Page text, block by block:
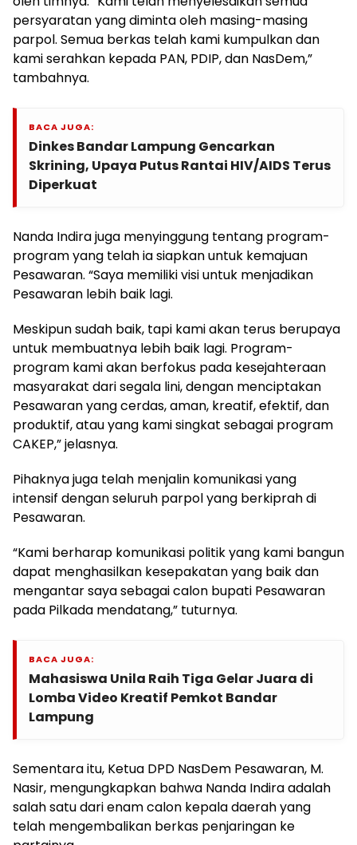
persyaratan yang diminta oleh masing-masing
parpol. Semua berkas telah kami kumpulkan dan
kami serahkan kepada PAN, PDIP, dan NasDem,”
tambahnya.
BACA JUGA:
Dinkes Bandar Lampung Gencarkan
Skrining, Upaya Putus Rantai HIV/AIDS Terus
Diperkuat
Nanda Indira juga menyinggung tentang program-
program yang telah ia siapkan untuk kemajuan
Pesawaran. “Saya memiliki visi untuk menjadikan
Pesawaran lebih baik lagi.
Meskipun sudah baik, tapi kami akan terus berupaya
untuk membuatnya lebih baik lagi. Program-
program kami akan berfokus pada kesejahteraan
masyarakat dari segala lini, dengan menciptakan
Pesawaran yang cerdas, aman, kreatif, efektif, dan
produktif, atau yang kami singkat sebagai program
CAKEP,” jelasnya.
Pihaknya juga telah menjalin komunikasi yang
intensif dengan seluruh parpol yang berkiprah di
Pesawaran.
“Kami berharap komunikasi politik yang kami bangun
dapat menghasilkan kesepakatan yang baik dan
mengantar saya sebagai calon bupati Pesawaran
pada Pilkada mendatang,” tuturnya.
BACA JUGA:
Mahasiswa Unila Raih Tiga Gelar Juara di
Lomba Video Kreatif Pemkot Bandar
Lampung
Sementara itu, Ketua DPD NasDem Pesawaran, M.
Nasir, mengungkapkan bahwa Nanda Indira adalah
salah satu dari enam calon kepala daerah yang
telah mengembalikan berkas penjaringan ke